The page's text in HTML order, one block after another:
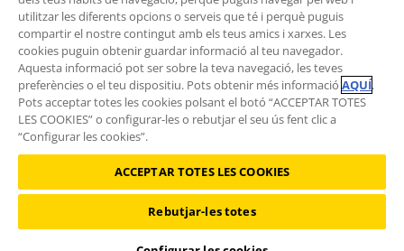
BUTLLETÍ
Vols rebre les novetats de l'Àrea de Mobilitat?
Subscriu-te al butlletí.
©2026 RACC Mobility Club |Condicions d'ús i Política de privacitat|
utilitzar les diferents opcions o serveis que té i perquè puguis
compartir el nostre contingut amb els teus amics i xarxes. Les
cookies puguin obtenir guardar informació al teu navegador.
Aquesta informació pot ser sobre la teva navegació, les teves
preferències o el teu dispositiu. Pots obtenir més informació AQUÍ.
Pots acceptar totes les cookies polsant el botó “ACCEPTAR TOTES
LES COOKIES” o configurar-les o rebutjar el seu ús fent clic a
“Configurar les cookies”.
ACCEPTAR TOTES LES COOKIES
Rebutjar-les totes